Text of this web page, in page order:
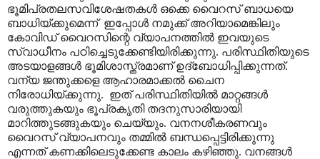
ഭൂമിപ്രതലസവിശേഷതകൾ ഒക്കെ വൈറസ് ബാധയെ
ബാധിയ്ക്കുമെന്ന് ഇപ്പോൾ നമുക്ക് അറിയാമെങ്കിലും
കോവിഡ് വൈറസിന്റെ വ്യാപനത്തിൽ ഇവയുടെ
സ്വാധീനം പഠിച്ചെടുക്കേണ്ടിയിരിക്കുന്നു. പരിസ്ഥിതിയുടെ
അടയാളങ്ങൾ ഭൂമിശാസ്ത്രമാണ് ഉദ്ബോധിപ്പിക്കുന്നത്.
വന്യ ജന്തുക്കളെ ആഹാരമാക്കൽ ചൈന
നിരോധിയ്ക്കുന്നു. ഇത് പരിസ്ഥിതിയിൽ മാറ്റങ്ങൾ
വരുത്തുകയും ഭൂപ്രകൃതി തദനുസാരിയായി
മാറിത്തുടങ്ങുകയും ചെയ്യും. വനനശീകരണവും
വൈറസ് വ്യാപനവും തമ്മിൽ ബന്ധപ്പെട്ടിരിക്കുന്നു
എന്നത് കണക്കിലെടുക്കേണ്ട കാലം കഴിഞ്ഞു. വനങ്ങൾ